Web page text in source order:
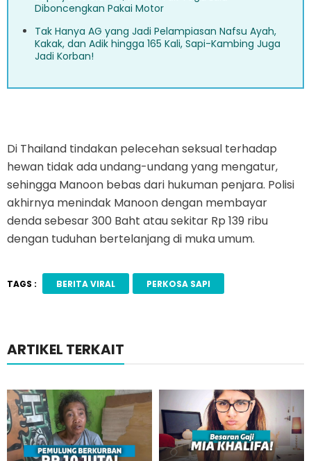
Diboncengkan Pakai Motor
Tak Hanya AG yang Jadi Pelampiasan Nafsu Ayah,
Kakak, dan Adik hingga 165 Kali, Sapi-Kambing Juga
Jadi Korban!
Di Thailand tindakan pelecehan seksual terhadap
hewan tidak ada undang-undang yang mengatur,
sehingga Manoon bebas dari hukuman penjara. Polisi
akhirnya menindak Manoon dengan membayar
denda sebesar 300 Baht atau sekitar Rp 139 ribu
dengan tuduhan bertelanjang di muka umum.
TAGS : BERITA VIRAL PERKOSA SAPI
ARTIKEL TERKAIT